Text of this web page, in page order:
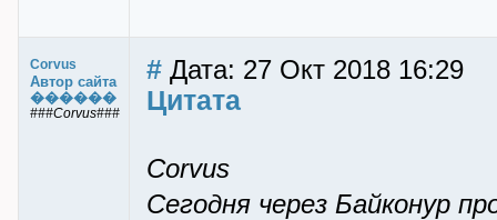
Corvus
Автор сайта
������
###Corvus###
# Дата: 27 Окт 2018 16:29
Цитата
Corvus
Сегодня через Байконур